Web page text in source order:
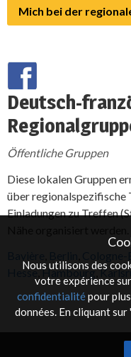
Deutsch-
Öffentliche Gruppen
Diese lokalen Gruppen
über regionalspezifische
Einladungen zu Treffen
Hesse,Hambourg,
Nous utilisons des
votre expérience
confidentialitépour
données. En cliquant